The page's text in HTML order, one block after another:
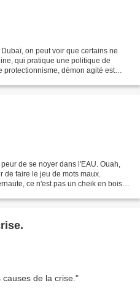
on peut voir que certains ne
qui pratique une politique de
protectionnisme, démon agité est
de se noyer dans l'EAU. Ouah,
de faire le jeu de mots maux.
ce n'est pas un cheik en bois,